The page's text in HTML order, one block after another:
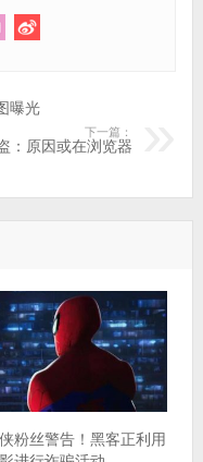
曝光
下一篇：
：原因或在浏览器
粉丝警告！黑客正利用